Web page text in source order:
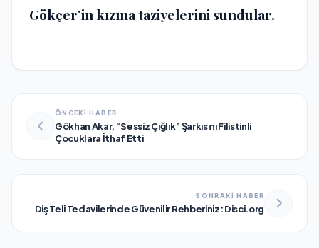
Gökçer’in kızına taziyelerini sundular.
ÖNCEKİ HABER
Gökhan Akar, “Sessiz Çığlık” Şarkısını Filistinli
Çocuklara İthaf Etti
SONRAKİ HABER
Diş Teli Tedavilerinde Güvenilir Rehberiniz: Disci.org